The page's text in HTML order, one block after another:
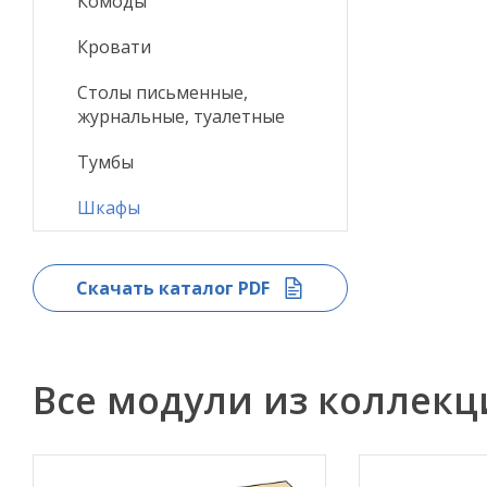
Кровати
Столы письменные,
журнальные, туалетные
Тумбы
Шкафы
Скачать каталог PDF
Все модули из